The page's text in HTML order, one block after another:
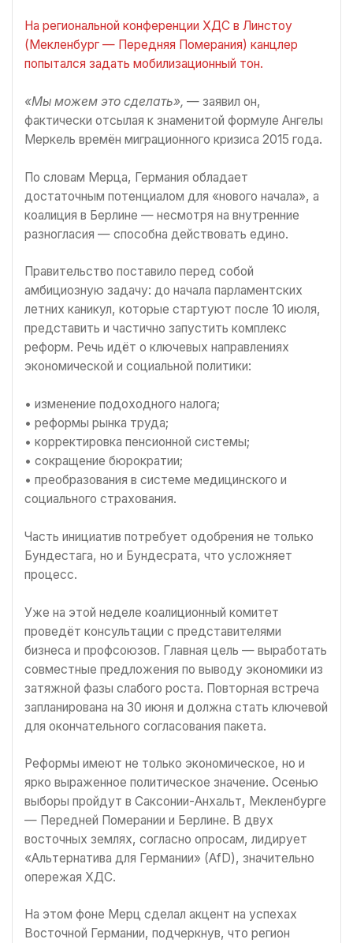
На региональной конференции ХДС в Линстоу
(Мекленбург — Передняя Померания) канцлер
попытался задать мобилизационный тон.
«Мы можем это сделать», — заявил он,
фактически отсылая к знаменитой формуле Ангелы
Меркель времён миграционного кризиса 2015 года.
По словам Мерца, Германия обладает
достаточным потенциалом для «нового начала», а
коалиция в Берлине — несмотря на внутренние
разногласия — способна действовать едино.
Правительство поставило перед собой
амбициозную задачу: до начала парламентских
летних каникул, которые стартуют после 10 июля,
представить и частично запустить комплекс
реформ. Речь идёт о ключевых направлениях
экономической и социальной политики:
• изменение подоходного налога;
• реформы рынка труда;
• корректировка пенсионной системы;
• сокращение бюрократии;
• преобразования в системе медицинского и
социального страхования.
Часть инициатив потребует одобрения не только
Бундестага, но и Бундесрата, что усложняет
процесс.
Уже на этой неделе коалиционный комитет
проведёт консультации с представителями
бизнеса и профсоюзов. Главная цель — выработать
совместные предложения по выводу экономики из
затяжной фазы слабого роста. Повторная встреча
запланирована на 30 июня и должна стать ключевой
для окончательного согласования пакета.
Реформы имеют не только экономическое, но и
ярко выраженное политическое значение. Осенью
выборы пройдут в Саксонии-Анхальт, Мекленбурге
— Передней Померании и Берлине. В двух
восточных землях, согласно опросам, лидирует
«Альтернатива для Германии» (AfD), значительно
опережая ХДС.
На этом фоне Мерц сделал акцент на успехах
Восточной Германии, подчеркнув, что регион